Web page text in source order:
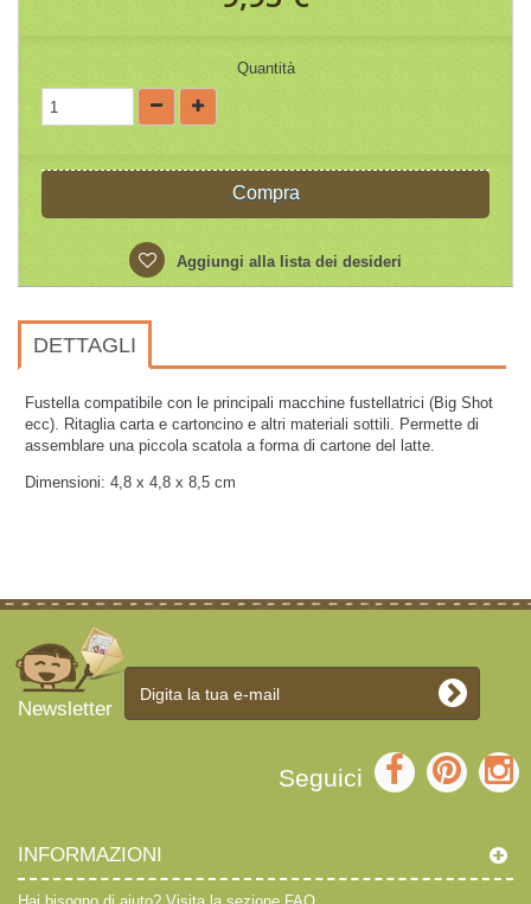
Quantità
Compra
Aggiungi alla lista dei desideri
DETTAGLI
Fustella compatibile con le principali macchine fustellatrici (Big Shot
ecc). Ritaglia carta e cartoncino e altri materiali sottili. Permette di
assemblare una piccola scatola a forma di cartone del latte.
Dimensioni: 4,8 x 4,8 x 8,5 cm
Newsletter
Seguici
INFORMAZIONI